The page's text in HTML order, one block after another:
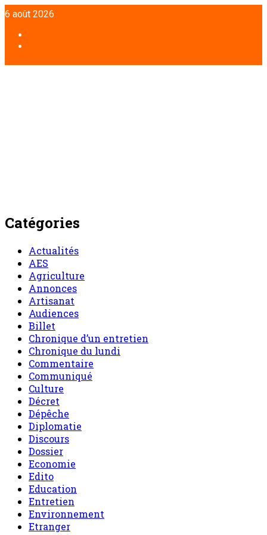
Aller
au
contenu
6 août 2026
Catégories
Actualités
AES
Agriculture
Annonces
Artisanat
Audiences
Billet
Chronique d’un entretien
Chronique du lundi
Commentaire
Communiqué
Culture
Décret
Dépêche
Diplomatie
Discours
Dossier
Economie
Edito
Education
Entretien
Environnement
Etranger